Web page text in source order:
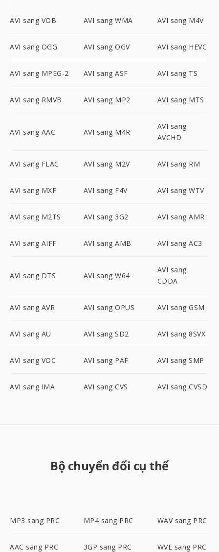
AVI sang VOB AVI sang WMA AVI sang M4V
AVI sang OGG AVI sang OGV AVI sang HEVC
AVI sang MPEG-2 AVI sang ASF AVI sang TS
AVI sang RMVB AVI sang MP2 AVI sang MTS
AVI sang AAC AVI sang M4R
AVI sang
AVCHD
AVI sang FLAC AVI sang M2V AVI sang RM
AVI sang MXF AVI sang F4V AVI sang WTV
AVI sang M2TS AVI sang 3G2 AVI sang AMR
AVI sang AIFF AVI sang AMB AVI sang AC3
AVI sang DTS AVI sang W64
AVI sang
CDDA
AVI sang AVR AVI sang OPUS AVI sang GSM
AVI sang AU AVI sang SD2 AVI sang 8SVX
AVI sang VOC AVI sang PAF AVI sang SMP
AVI sang IMA AVI sang CVS AVI sang CVSD
Bộ chuyển đổi cụ thể
MP3 sang PRC MP4 sang PRC WAV sang PRC
AAC sang PRC 3GP sang PRC WVE sang PRC